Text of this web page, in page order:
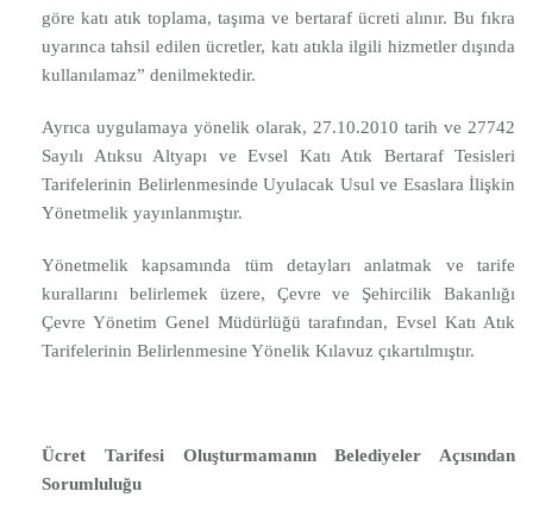
göre katı atık toplama, taşıma ve bertaraf ücreti alınır. Bu fıkra
uyarınca tahsil edilen ücretler, katı atıkla ilgili hizmetler dışında
kullanılamaz” denilmektedir.
Ayrıca uygulamaya yönelik olarak, 27.10.2010 tarih ve 27742
Sayılı Atıksu Altyapı ve Evsel Katı Atık Bertaraf Tesisleri
Tarifelerinin Belirlenmesinde Uyulacak Usul ve Esaslara İlişkin
Yönetmelik yayınlanmıştır.
Yönetmelik kapsamında tüm detayları anlatmak ve tarife
kurallarını belirlemek üzere, Çevre ve Şehircilik Bakanlığı
Çevre Yönetim Genel Müdürlüğü tarafından, Evsel Katı Atık
Tarifelerinin Belirlenmesine Yönelik Kılavuz çıkartılmıştır.
Ücret Tarifesi Oluşturmamanın Belediyeler Açısından
Sorumluluğu